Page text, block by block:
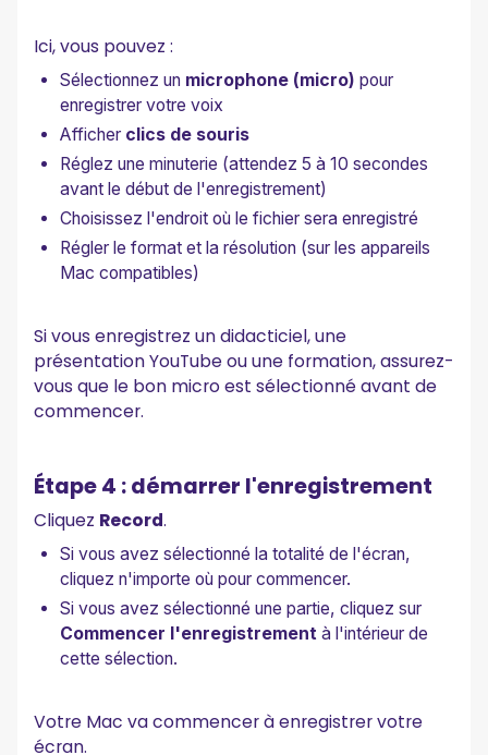
Ici, vous pouvez :
Sélectionnez un microphone (micro) pour
enregistrer votre voix
Afficher clics de souris
Réglez une minuterie (attendez 5 à 10 secondes
avant le début de l'enregistrement)
Choisissez l'endroit où le fichier sera enregistré
Régler le format et la résolution (sur les appareils
Mac compatibles)
Si vous enregistrez un didacticiel, une
présentation YouTube ou une formation, assurez-
vous que le bon micro est sélectionné avant de
commencer.
Étape 4 : démarrer l'enregistrement
Cliquez Record.
Si vous avez sélectionné la totalité de l'écran,
cliquez n'importe où pour commencer.
Si vous avez sélectionné une partie, cliquez sur
Commencer l'enregistrement à l'intérieur de
cette sélection.
Votre Mac va commencer à enregistrer votre
écran.